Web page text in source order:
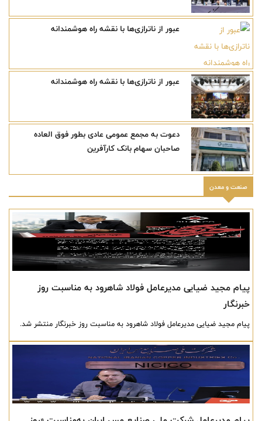
بیمه‌گری گام برداشته است.
عبور از ناترازی‌ها با نقشه راه هوشمندانه
عبور از ناترازی‌ها با نقشه راه هوشمندانه
دعوت به مجمع عمومی عادی بطور فوق العاده
صاحبان سهام بانک کارآفرین
صنعت و معدن
پیام مجید ضیایی مدیرعامل فولاد شاهرود به مناسبت روز
خبرنگار
پیام مجید ضیایی مدیرعامل فولاد شاهرود به مناسبت روز خبرنگار منتشر شد.